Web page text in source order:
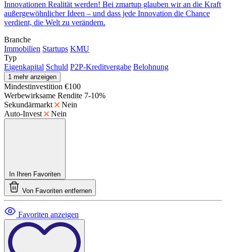
Innovationen Realität werden! Bei zmartup glauben wir an die Kraft
außergewöhnlicher Ideen – und dass jede Innovation die Chance
verdient, die Welt zu verändern.
Branche
Immobilien Startups KMU
Typ
Eigenkapital Schuld P2P-Kreditvergabe Belohnung
1 mehr anzeigen
Mindestinvestition €100
Werbewirksame Rendite 7-10%
Sekundärmarkt
Nein
Auto-Invest
Nein
In Ihren Favoriten
Von Favoriten entfernen
Favoriten anzeigen